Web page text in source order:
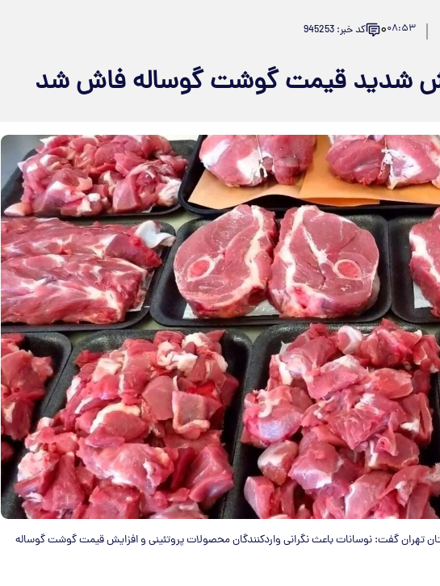
۰۸:۵۳۰ کد خبر: 945253
شدید قیمت گوشت گوساله فاش شد
تهران گفت: نوسانات باعث نگرانی واردکنندگان محصولات پروتئینی و افزایش قیمت گوشت گوساله